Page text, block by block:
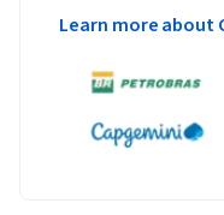
Learn more about